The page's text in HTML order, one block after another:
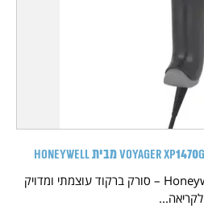
Honeywell Voyager™ XP 1470g – סורק ברקוד עוצמתי ומדויק
לקריאה...